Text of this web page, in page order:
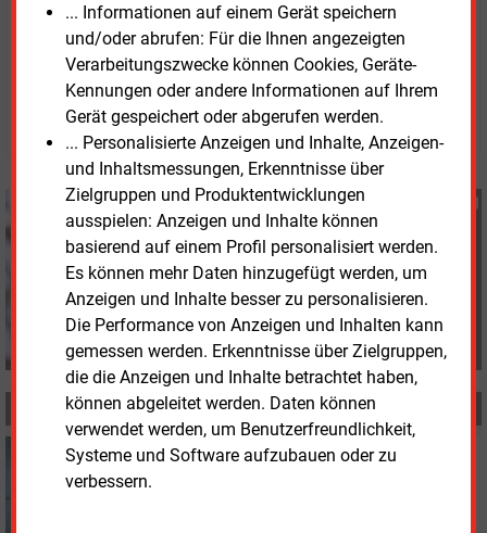
... Informationen auf einem Gerät speichern
und/oder abrufen: Für die Ihnen angezeigten
Verarbeitungszwecke können Cookies, Geräte-
Kennungen oder andere Informationen auf Ihrem
Gerät gespeichert oder abgerufen werden.
... Personalisierte Anzeigen und Inhalte, Anzeigen-
und Inhaltsmessungen, Erkenntnisse über
Zielgruppen und Produktentwicklungen
ausspielen: Anzeigen und Inhalte können
basierend auf einem Profil personalisiert werden.
Es können mehr Daten hinzugefügt werden, um
Anzeigen und Inhalte besser zu personalisieren.
Die Performance von Anzeigen und Inhalten kann
gemessen werden. Erkenntnisse über Zielgruppen,
die die Anzeigen und Inhalte betrachtet haben,
können abgeleitet werden. Daten können
verwendet werden, um Benutzerfreundlichkeit,
Systeme und Software aufzubauen oder zu
verbessern.
Montag, 11.05.2026, 17:25 Uhr
Katia Meyer-Tien
© 2026 Energie & Management GmbH
Katia Meyer-Tien
+49 (0) 8152 9311 21
K.Meyer-Tien@energie-
und-management.de
MEHR ZUM THEMA
Donnerstag, 21.05.2026, 14:32